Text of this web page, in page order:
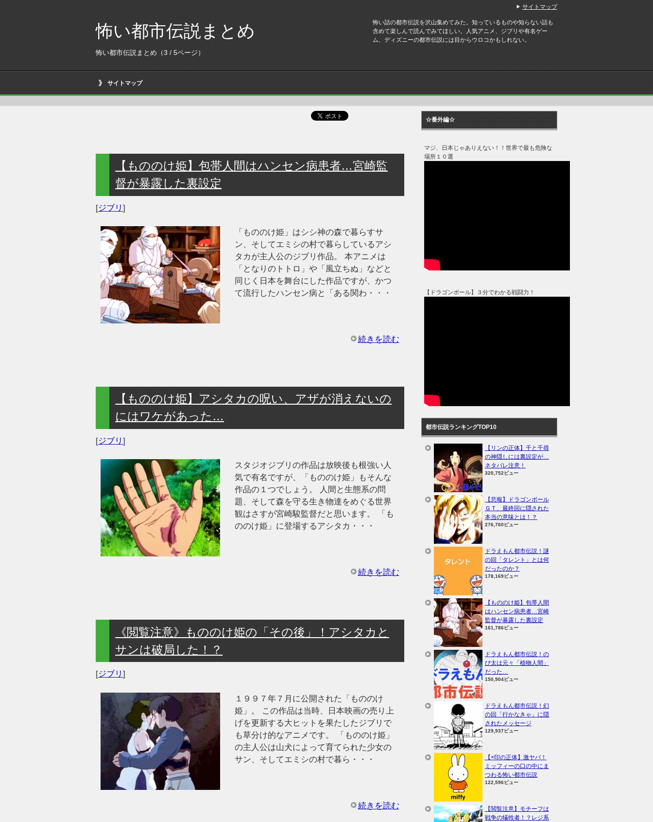
怖い都市伝説まとめ
怖い都市伝説まとめ（3 / 5ページ）
怖い話の都市伝説を沢山集めてみた。知っているものや知らない話も
含めて楽しんで読んでみてほしい。人気アニメ、ジブリや有名ゲー
ム、ディズニーの都市伝説には目からウロコかもしれない。
サイトマップ
【もののけ姫】包帯人間はハンセン病患者…宮崎監
督が暴露した裏設定
[ジブリ ]
「もののけ姫」はシシ神の森で暮らすサ
ン、そしてエミシの村で暮らしているアシ
タカが主人公のジブリ作品。 本アニメは
「となりのトトロ」や「風立ちぬ」などと
同じく日本を舞台にした作品ですが、かつ
て流行したハンセン病と「ある関わ・・・
続きを読む
【もののけ姫】アシタカの呪い、アザが消えないの
にはワケがあった…
[ジブリ ]
スタジオジブリの作品は放映後も根強い人
気で有名ですが、「もののけ姫」もそんな
作品の１つでしょう。 人間と生態系の問
題、そして森を守る生き物達をめぐる世界
観はさすが宮崎駿監督だと思います。 「も
ののけ姫」に登場するアシタカ・・・
続きを読む
《閲覧注意》もののけ姫の「その後」！アシタカと
サンは破局した！？
[ジブリ ]
１９９７年７月に公開された「もののけ
姫」。 この作品は当時、日本映画の売り上
げを更新する大ヒットを果たしたジブリで
も草分け的なアニメです。 「もののけ姫」
の主人公は山犬によって育てられた少女の
サン、そしてエミシの村で暮ら・・・
続きを読む
☆番外編☆
マジ、日本じゃありえない！！世界で最も危険な
場所１０選
【ドラゴンボール】３分でわかる戦闘力！
都市伝説ランキングTOP10
【リンの正体】千と千尋
の神隠しには裏設定が…
ネタバレ注意！
320,752ビュー
【悲報】ドラゴンボール
ＧＴ、最終回に隠された
本当の意味とは！？
276,760ビュー
ドラえもん都市伝説！謎
の回「タレント」とは何
だったのか？
178,169ビュー
【もののけ姫】包帯人間
はハンセン病患者…宮崎
監督が暴露した裏設定
161,786ビュー
ドラえもん都市伝説！の
び太は元々「植物人間」
だった…
150,904ビュー
ドラえもん都市伝説！幻
の回「行かなきゃ」に隠
されたメッセージ
129,937ビュー
【×印の正体】激ヤバ！
ミッフィーの口の中にま
つわる怖い都市伝説
122,596ビュー
【閲覧注意】モチーフは
戦争の犠牲者！？レジ系
サイトマップ